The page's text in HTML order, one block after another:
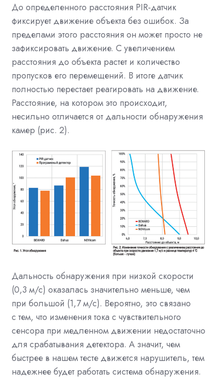
До определенного расстояния PIR-датчик
фиксирует движение объекта без ошибок. За
пределами этого расстояния он может просто не
зафиксировать движение. С увеличением
расстояния до объекта растет и количество
пропусков его перемещений. В итоге датчик
полностью перестает реагировать на движение.
Расстояние, на котором это происходит,
несильно отличается от дальности обнаружения
камер (рис. 2).
Дальность обнаружения при низкой скорости
(0,3 м/с) оказалась значительно меньше, чем
при большой (1,7 м/с). Вероятно, это связано
с тем, что изменения тока с чувствительного
сенсора при медленном движении недостаточно
для срабатывания детектора. А значит, чем
быстрее в нашем тесте движется нарушитель, тем
надежнее будет работать система обнаружения.